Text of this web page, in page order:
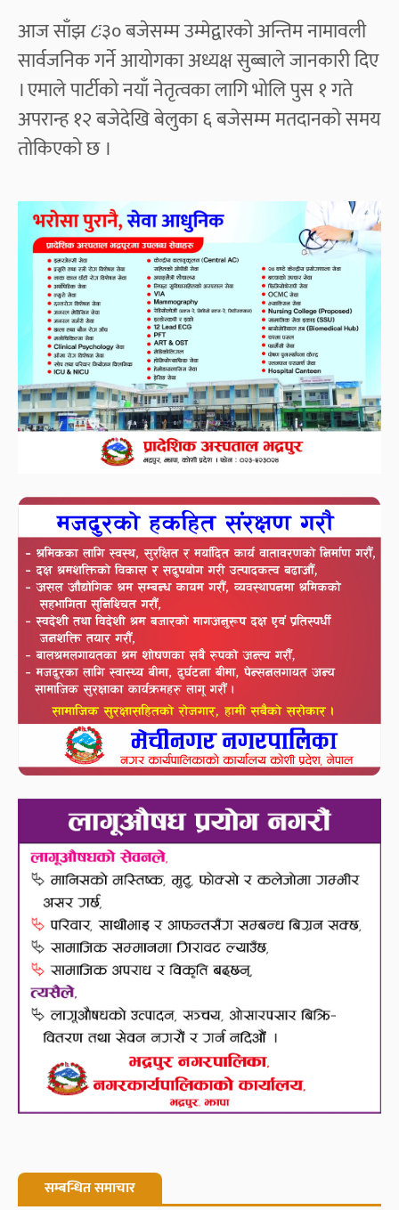
आज साँझ ८ः३० बजेसम्म उम्मेद्वारको अन्तिम नामावली
सार्वजनिक गर्ने आयोगका अध्यक्ष सुब्बाले जानकारी दिए
। एमाले पार्टीको नयाँ नेतृत्वका लागि भोलि पुस १ गते
अपरान्ह १२ बजेदेखि बेलुका ६ बजेसम्म मतदानको समय
तोकिएको छ ।
सम्बन्धित समाचार